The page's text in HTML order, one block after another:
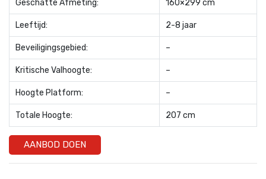
Geschatte Afmeting: 160×299 cm
Leeftijd: 2-8 jaar
Beveiligingsgebied: –
Kritische Valhoogte: –
Hoogte Platform: –
Totale Hoogte: 207 cm
AANBOD DOEN